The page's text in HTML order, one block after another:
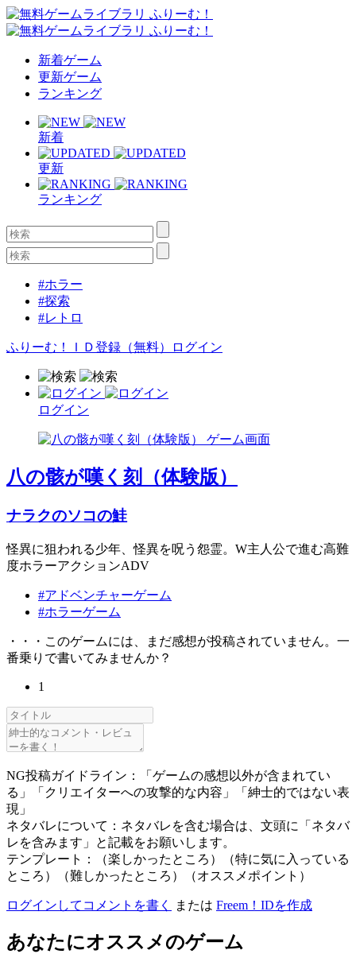
新着ゲーム
更新ゲーム
ランキング
新着
更新
ランキング
#ホラー
#探索
#レトロ
ふりーむ！ＩＤ登録（無料） ログイン
ログイン
八の骸が嘆く刻（体験版）
ナラクのソコの鮭
怪異に狙われる少年、怪異を呪う怨霊。W主人公で進む高難
度ホラーアクションADV
#アドベンチャーゲーム
#ホラーゲーム
・・・このゲームには、まだ感想が投稿されていません。一
番乗りで書いてみませんか？
1
NG投稿ガイドライン：「ゲームの感想以外が含まれてい
る」「クリエイターへの攻撃的な内容」「紳士的ではない表
現」
ネタバレについて：ネタバレを含む場合は、文頭に「ネタバ
レを含みます」と記載をお願いします。
テンプレート：（楽しかったところ）（特に気に入っている
ところ）（難しかったところ）（オススメポイント）
ログインしてコメントを書く または Freem！IDを作成
あなたにオススメのゲーム